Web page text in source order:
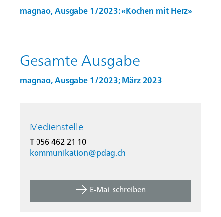
Rootline Navigation
Startseite
magnao, Ausgabe 1/2023: «Kochen mit Herz»
Gesamte Ausgabe
magnao, Ausgabe 1/2023; März 2023
Medienstelle
T 056 462 21 10
kommunikation@pdag.ch
E-Mail schreiben